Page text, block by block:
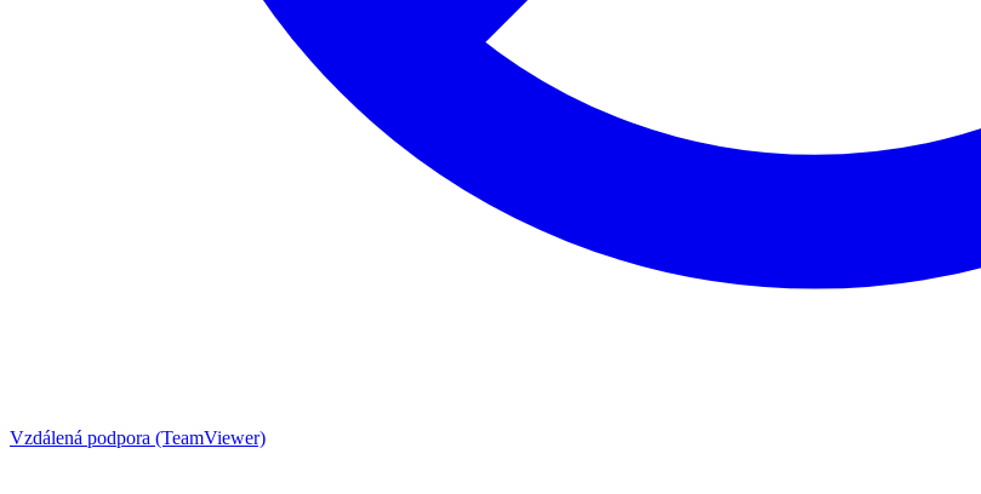
Vzdálená podpora (TeamViewer)